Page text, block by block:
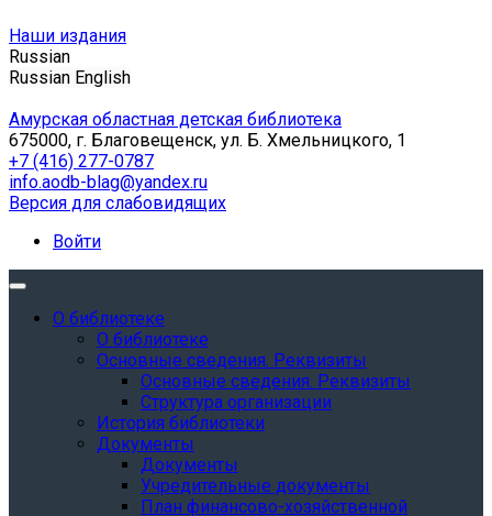
Наши издания
Russian
Russian English
Амурская областная детская библиотека
675000, г. Благовещенск, ул. Б. Хмельницкого, 1
+7 (416) 277-0787
info.aodb-blag@yandex.ru
Версия для слабовидящих
Войти
О библиотеке
О библиотеке
Основные сведения. Реквизиты
Основные сведения. Реквизиты
Структура организации
История библиотеки
Документы
Документы
Учредительные документы
План финансово-хозяйственной